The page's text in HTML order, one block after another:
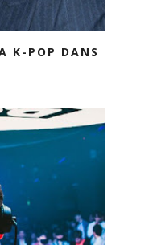
K-POP DANS